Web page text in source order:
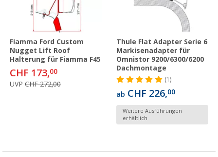
Fiamma Ford Custom
Nugget Lift Roof
Halterung für Fiamma F45
CHF 173,00
UVP CHF 272,00
Thule Flat Adapter Serie 6
Markisenadapter für
Omnistor 9200/6300/6200
Dachmontage
(1)
ab CHF 226,00
Weitere Ausführungen
erhältlich